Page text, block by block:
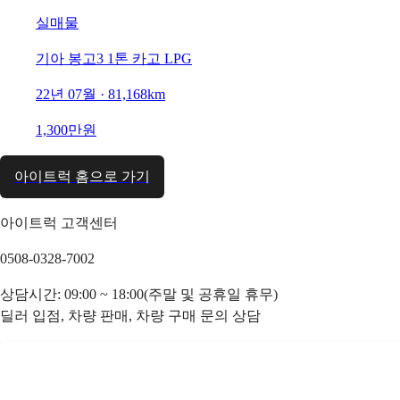
실매물
기아 봉고3 1톤 카고 LPG
22년 07월 · 81,168km
1,300만원
아이트럭 홈으로 가기
아이트럭 고객센터
0508-0328-7002
상담시간: 09:00 ~ 18:00(주말 및 공휴일 휴무)
딜러 입점, 차량 판매, 차량 구매 문의 상담